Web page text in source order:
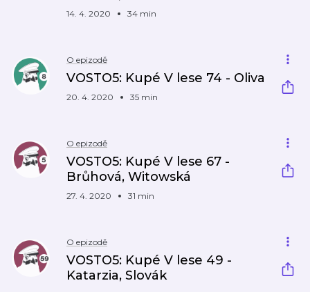
14. 4. 2020 34 min
O epizodě
VOSTO5: Kupé V lese 74 - Oliva
20. 4. 2020 35 min
O epizodě
VOSTO5: Kupé V lese 67 -
Brůhová, Witowská
27. 4. 2020 31 min
O epizodě
VOSTO5: Kupé V lese 49 -
Katarzia, Slovák